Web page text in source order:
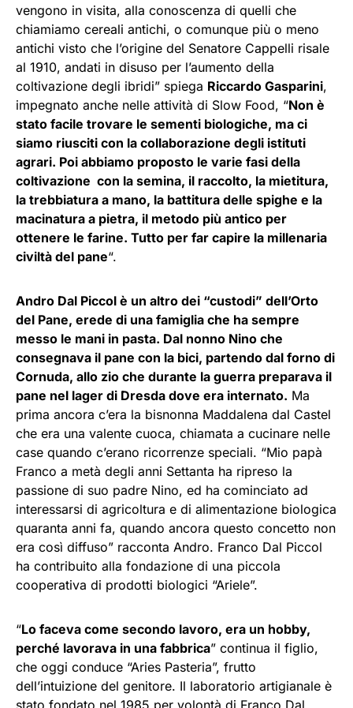
vengono in visita, alla conoscenza di quelli che
chiamiamo cereali antichi, o comunque più o meno
antichi visto che l’origine del Senatore Cappelli risale
al 1910, andati in disuso per l’aumento della
coltivazione degli ibridi” spiega Riccardo Gasparini,
impegnato anche nelle attività di Slow Food, “Non è
stato facile trovare le sementi biologiche, ma ci
siamo riusciti con la collaborazione degli istituti
agrari. Poi abbiamo proposto le varie fasi della
coltivazione con la semina, il raccolto, la mietitura,
la trebbiatura a mano, la battitura delle spighe e la
macinatura a pietra, il metodo più antico per
ottenere le farine. Tutto per far capire la millenaria
civiltà del pane“.
Andro Dal Piccol è un altro dei “custodi” dell’Orto
del Pane, erede di una famiglia che ha sempre
messo le mani in pasta. Dal nonno Nino che
consegnava il pane con la bici, partendo dal forno di
Cornuda, allo zio che durante la guerra preparava il
pane nel lager di Dresda dove era internato. Ma
prima ancora c’era la bisnonna Maddalena dal Castel
che era una valente cuoca, chiamata a cucinare nelle
case quando c’erano ricorrenze speciali. “Mio papà
Franco a metà degli anni Settanta ha ripreso la
passione di suo padre Nino, ed ha cominciato ad
interessarsi di agricoltura e di alimentazione biologica
quaranta anni fa, quando ancora questo concetto non
era così diffuso” racconta Andro. Franco Dal Piccol
ha contribuito alla fondazione di una piccola
cooperativa di prodotti biologici “Ariele”.
“Lo faceva come secondo lavoro, era un hobby,
perché lavorava in una fabbrica” continua il figlio,
che oggi conduce “Aries Pasteria”, frutto
dell’intuizione del genitore. Il laboratorio artigianale è
stato fondato nel 1985 per volontà di Franco Dal